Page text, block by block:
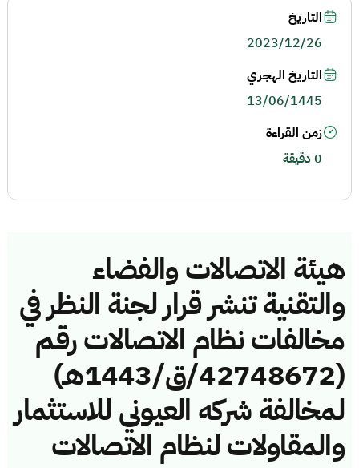
هيئة الاتصالات والفضاء
والتقنية تنشر قرار لجنة النظر في
مخالفات نظام الاتصالات رقم
(42748672/ق/1443هـ)
لمخالفة شركه العيوني للاستثمار
والمقاولات لنظام الاتصالات
التاريخ
2023/12/26
التاريخ الهجري
13/06/1445
زمن القراءة
0 دقيقة